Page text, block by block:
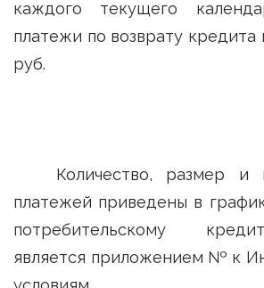
каждого текущего
платежи по возврату кредита
руб.
Количество, размер и
платежей приведены в
потребительскому
является приложением № к